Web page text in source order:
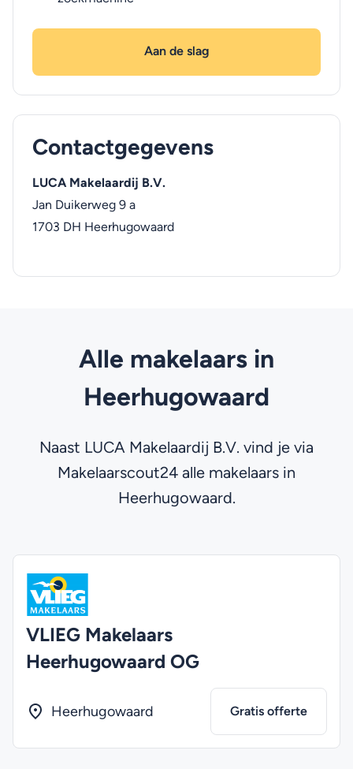
Aan de slag
Contactgegevens
LUCA Makelaardij B.V.
Jan Duikerweg 9 a
1703 DH Heerhugowaard
Alle makelaars in
Heerhugowaard
Naast LUCA Makelaardij B.V. vind je via
Makelaarscout24 alle makelaars in
Heerhugowaard.
VLIEG Makelaars
Heerhugowaard OG
Heerhugowaard Gratis offerte